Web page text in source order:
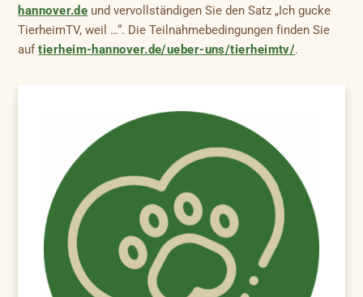
hannover.de und vervollständigen Sie den Satz „Ich gucke
TierheimTV, weil …“. Die Teilnahmebedingungen finden Sie
auftierheim-hannover.de/ueber-uns/tierheimtv/.